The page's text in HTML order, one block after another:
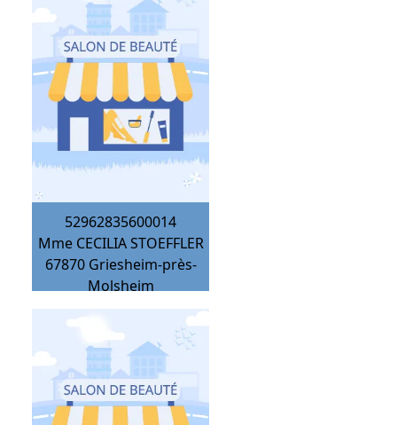
52962835600014
Mme CECILIA STOEFFLER
67870 Griesheim-près-
Molsheim